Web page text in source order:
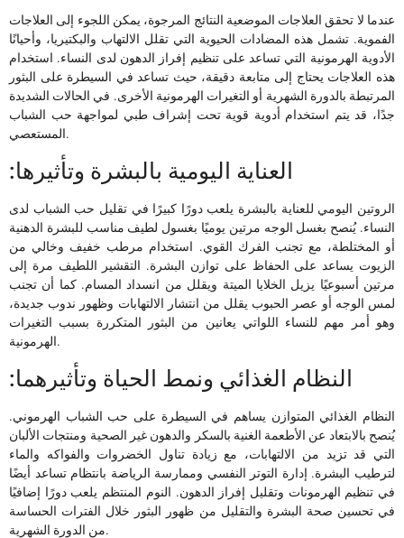
عندما لا تحقق العلاجات الموضعية النتائج المرجوة، يمكن اللجوء إلى العلاجات
الفموية. تشمل هذه المضادات الحيوية التي تقلل الالتهاب والبكتيريا، وأحيانًا
الأدوية الهرمونية التي تساعد على تنظيم إفراز الدهون لدى النساء. استخدام
هذه العلاجات يحتاج إلى متابعة دقيقة، حيث تساعد في السيطرة على البثور
المرتبطة بالدورة الشهرية أو التغيرات الهرمونية الأخرى. في الحالات الشديدة
جدًا، قد يتم استخدام أدوية قوية تحت إشراف طبي لمواجهة حب الشباب
المستعصي.
:العناية اليومية بالبشرة وتأثيرها
الروتين اليومي للعناية بالبشرة يلعب دورًا كبيرًا في تقليل حب الشباب لدى
النساء. يُنصح بغسل الوجه مرتين يوميًا بغسول لطيف مناسب للبشرة الدهنية
أو المختلطة، مع تجنب الفرك القوي. استخدام مرطب خفيف وخالي من
الزيوت يساعد على الحفاظ على توازن البشرة. التقشير اللطيف مرة إلى
مرتين أسبوعيًا يزيل الخلايا الميتة ويقلل من انسداد المسام. كما أن تجنب
لمس الوجه أو عصر الحبوب يقلل من انتشار الالتهابات وظهور ندوب جديدة،
وهو أمر مهم للنساء اللواتي يعانين من البثور المتكررة بسبب التغيرات
الهرمونية.
:النظام الغذائي ونمط الحياة وتأثيرهما
النظام الغذائي المتوازن يساهم في السيطرة على حب الشباب الهرموني.
يُنصح بالابتعاد عن الأطعمة الغنية بالسكر والدهون غير الصحية ومنتجات الألبان
التي قد تزيد من الالتهابات، مع زيادة تناول الخضروات والفواكه والماء
لترطيب البشرة. إدارة التوتر النفسي وممارسة الرياضة بانتظام تساعد أيضًا
في تنظيم الهرمونات وتقليل إفراز الدهون. النوم المنتظم يلعب دورًا إضافيًا
في تحسين صحة البشرة والتقليل من ظهور البثور خلال الفترات الحساسة
من الدورة الشهرية.